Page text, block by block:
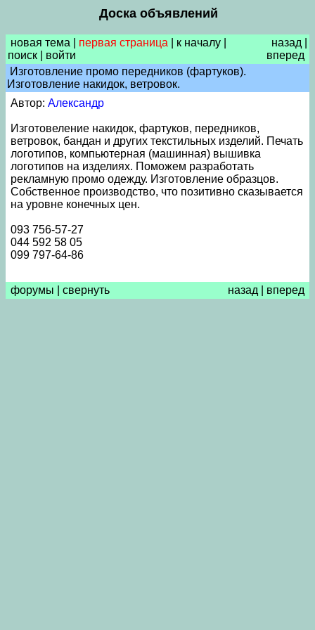
Доска объявлений
новая тема первая страница к началу
поиск
войти
назад
вперед
Изготовление промо передников (фартуков).
Изготовление накидок, ветровок.
Автор: Александр
Изготовеление накидок, фартуков, передников,
ветровок, бандан и других текстильных изделий. Печать
логотипов, компьютерная (машинная) вышивка
логотипов на изделиях. Поможем разработать
рекламную промо одежду. Изготовление образцов.
Собственное производство, что позитивно сказывается
на уровне конечных цен.
093 756-57-27
044 592 58 05
099 797-64-86
форумы свернуть назад вперед